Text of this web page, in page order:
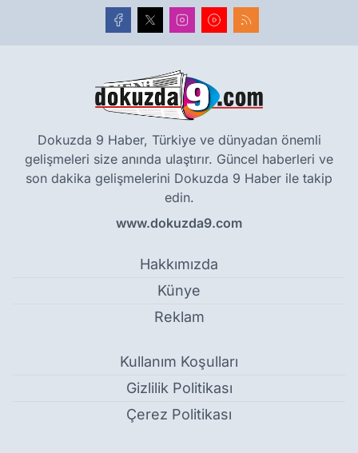
Dokuzda 9 Haber, Türkiye ve dünyadan önemli
gelişmeleri size anında ulaştırır. Güncel haberleri ve
son dakika gelişmelerini Dokuzda 9 Haber ile takip
edin.
www.dokuzda9.com
Hakkımızda
Künye
Reklam
Kullanım Koşulları
Gizlilik Politikası
Çerez Politikası